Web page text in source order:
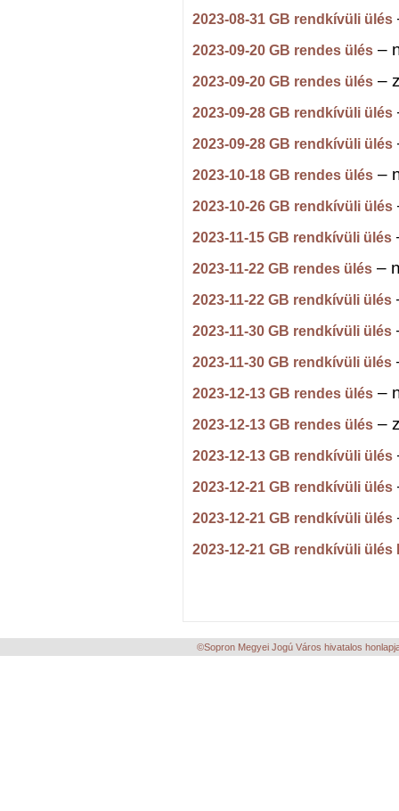
2023-08-31 GB rendkívüli ülés
2023-09-20 GB rendes ülés –
2023-09-20 GB rendes ülés –
2023-09-28 GB rendkívüli ülés
2023-09-28 GB rendkívüli ülés
2023-10-18 GB rendes ülés –
2023-10-26 GB rendkívüli ülés
2023-11-15 GB rendkívüli ülés
2023-11-22 GB rendes ülés –
2023-11-22 GB rendkívüli ülés
2023-11-30 GB rendkívüli ülés
2023-11-30 GB rendkívüli ülés
2023-12-13 GB rendes ülés –
2023-12-13 GB rendes ülés –
2023-12-13 GB rendkívüli ülés
2023-12-21 GB rendkívüli ülés
2023-12-21 GB rendkívüli ülés
2023-12-21 GB rendkívüli ülés
©Sopron Megyei Jogú Város hivatalos